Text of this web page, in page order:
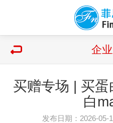
企
买赠专场 | 买
白
发布日期：2026-